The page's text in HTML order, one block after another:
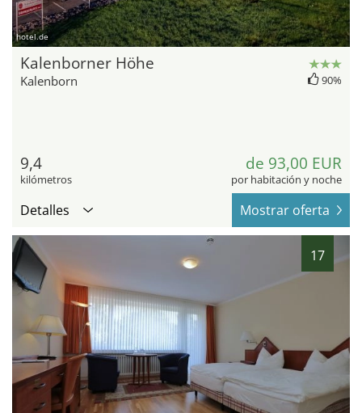
hotel.de
Kalenborner Höhe
Kalenborn 90%
9,4
kilómetros
de 93,00 EUR
por habitación y noche
Detalles Mostrar oferta
17